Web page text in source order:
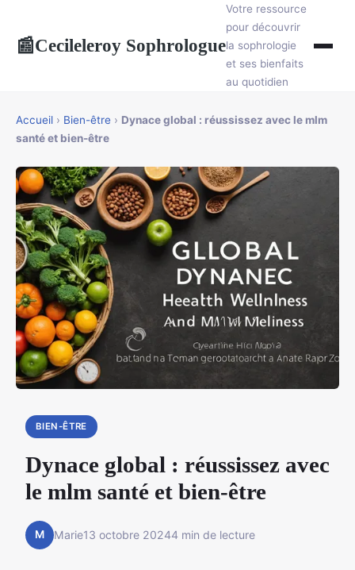
📰Cecileleroy Sophrologue
Votre ressource
pour découvrir
la sophrologie
et ses bienfaits
au quotidien
Accueil › Bien-être › Dynace global : réussissez avec le mlm
santé et bien-être
BIEN-ÊTRE
Dynace global : réussissez avec
le mlm santé et bien-être
M Marie13 octobre 20244 min de lecture